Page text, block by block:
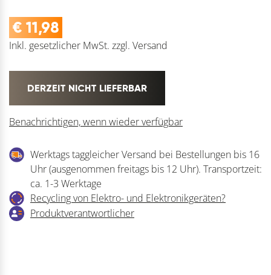
€ 11,98
Inkl. gesetzlicher MwSt. zzgl. Versand
DERZEIT NICHT LIEFERBAR
Benachrichtigen, wenn wieder verfügbar
Werktags taggleicher Versand bei Bestellungen bis 16
Uhr (ausgenommen freitags bis 12 Uhr). Transportzeit:
ca. 1-3 Werktage
Recycling von Elektro- und Elektronikgeräten?
Produktverantwortlicher